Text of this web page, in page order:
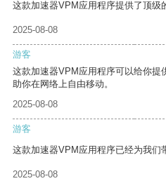
这款加速器VPM应用程序提供了顶级
2025-08-08
游客
这款加速器VPM应用程序可以给你提
助你在网络上自由移动。
2025-08-08
游客
这款加速器VPM应用程序已经为我们
2025-08-08